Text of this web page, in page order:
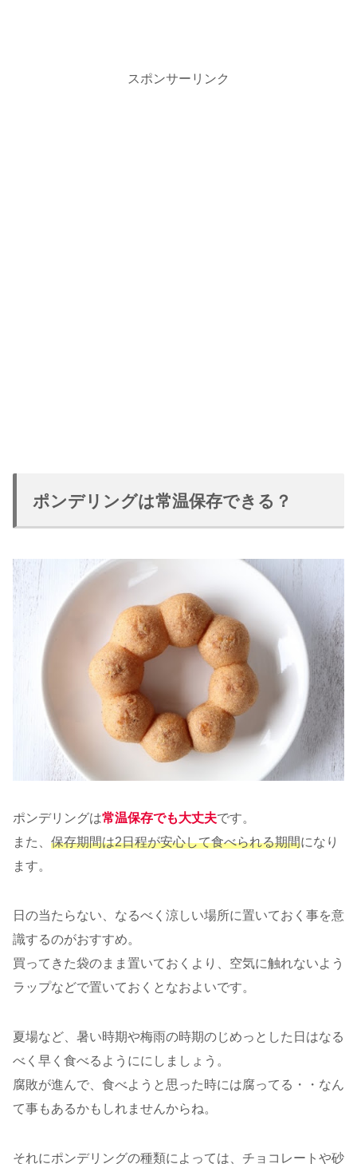
スポンサーリンク
ポンデリングは常温保存できる？
ポンデリングは常温保存でも大丈夫です。
また、 保存期間は2日程が安心して食べられる期間になり
ます。
日の当たらない、なるべく涼しい場所に置いておく事を意
識するのがおすすめ。
買ってきた袋のまま置いておくより、空気に触れないよう
ラップなどで置いておくとなおよいです。
夏場など、暑い時期や梅雨の時期のじめっとした日はなる
べく早く食べるようににしましょう。
腐敗が進んで、食べようと思った時には腐ってる・・なん
て事もあるかもしれませんからね。
それにポンデリングの種類によっては、チョコレートや砂